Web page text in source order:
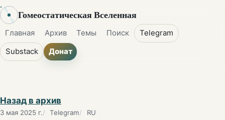
Гомеостатическая Вселенная
Главная Архив Темы Поиск Telegram
Substack Донат
Назад в архив
3 мая 2025 г. Telegram RU